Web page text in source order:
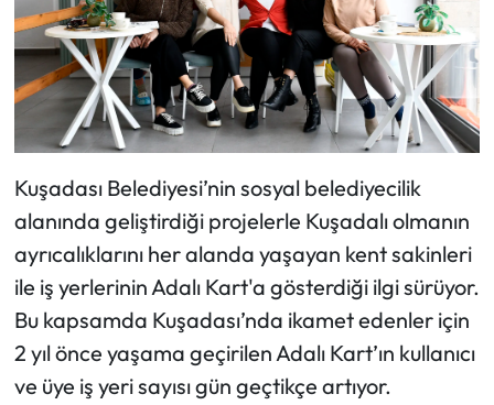
Kuşadası Belediyesi’nin sosyal belediyecilik
alanında geliştirdiği projelerle Kuşadalı olmanın
ayrıcalıklarını her alanda yaşayan kent sakinleri
ile iş yerlerinin Adalı Kart'a gösterdiği ilgi sürüyor.
Bu kapsamda Kuşadası’nda ikamet edenler için
2 yıl önce yaşama geçirilen Adalı Kart’ın kullanıcı
ve üye iş yeri sayısı gün geçtikçe artıyor.